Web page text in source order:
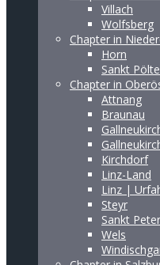
Villach
Wolfsberg
Chapter in
Horn
Sankt
Chapter in
Attnang
Braunau
Kirchdorf
Linz-Land
Linz |
Steyr
Sankt Peter
Wels